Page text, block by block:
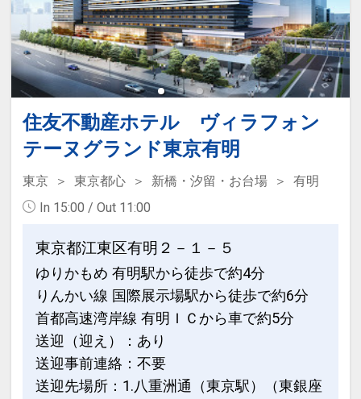
住友不動産ホテル ヴィラフォン
テーヌグランド東京有明
東京 東京都心 新橋・汐留・お台場
有明
In 15:00 / Out 11:00
東京都江東区有明２－１－５
ゆりかもめ 有明駅から徒歩で約4分
りんかい線 国際展示場駅から徒歩で約6分
首都高速湾岸線 有明ＩＣから車で約5分
送迎（迎え）：あり
送迎事前連絡：不要
送迎先場所：1.八重洲通（東京駅）（東銀座